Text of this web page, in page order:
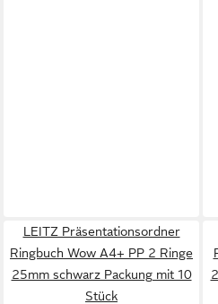
LEITZ Präsentationsordner
Ringbuch Wow A4+ PP 2 Ringe
25mm schwarz Packung mit 10
Stück